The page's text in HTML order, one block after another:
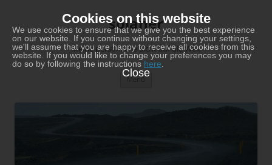
Cookies on this website
We use cookies to ensure that we give you the best experience
on our website. If you continue without changing your settings,
we'll assume that you are happy to receive all cookies from this
website. If you would like to change your preferences you may
do so by following the instructions here
Close
solaner
Meine persönliche Sicht auf die Welt
Menü